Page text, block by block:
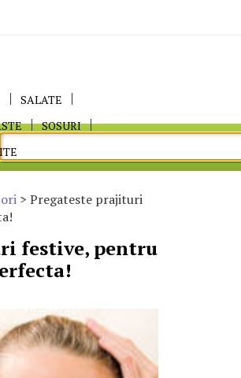
SALATE
SOSURI
> Pregateste prajituri
festive, pentru